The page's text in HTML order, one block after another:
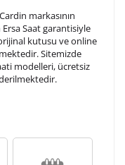
gravür işleme
Gravür İşlemi
verilecektir.
değişim
markasının
Saat garantisiyle
kutusu ve online
Sitemizde
modelleri, ücretsiz